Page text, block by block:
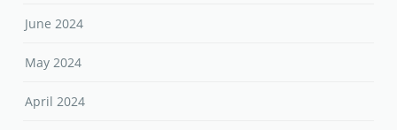
June 2024
May 2024
April 2024